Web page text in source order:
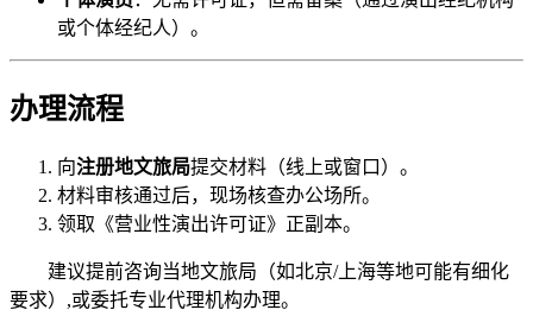
或个体经纪人）。
办理流程
向注册地文旅局提交材料（线上或窗口）。
材料审核通过后，现场核查办公场所。
领取《营业性演出许可证》正副本。
建议提前咨询当地文旅局（如北京/上海等地可能有细化
要求）,或委托专业代理机构办理。